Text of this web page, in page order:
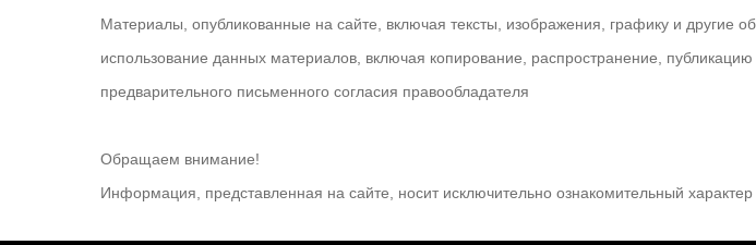
Материалы, опубликованные на сайте, включая тексты, изображения, графику и другие
использование данных материалов, включая копирование, распространение,
предварительного письменного согласия правообладателя
Обращаем внимание!
Информация, представленная на сайте, носит исключительно ознакомительный